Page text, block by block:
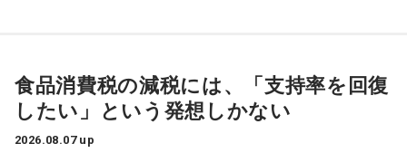
25日（火）は、「サンキュー！」の決めフレーズと全力キャ
ラでおなじみのパンサー尾形貴弘がメジャー1stデジタルシン
グル「サンキューロック!!」を引っ提げて登場。数々のバラエ
食品消費税の減税には、「支持率を回復
したい」という発想しかない
2026.08.07 up